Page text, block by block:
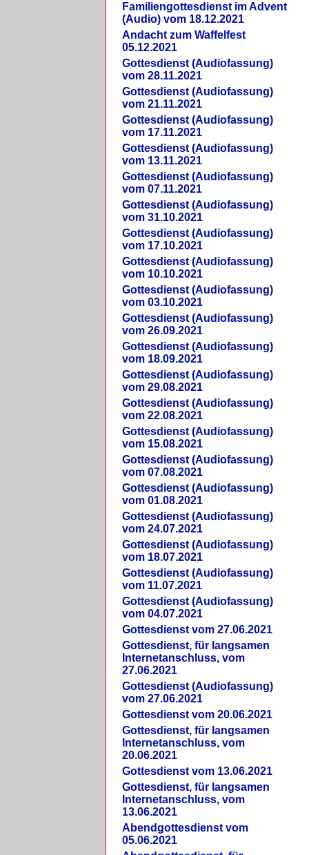
Familiengottesdienst im Advent
(Audio) vom 18.12.2021
Andacht zum Waffelfest
05.12.2021
Gottesdienst (Audiofassung)
vom 28.11.2021
Gottesdienst (Audiofassung)
vom 21.11.2021
Gottesdienst (Audiofassung)
vom 17.11.2021
Gottesdienst (Audiofassung)
vom 13.11.2021
Gottesdienst (Audiofassung)
vom 07.11.2021
Gottesdienst (Audiofassung)
vom 31.10.2021
Gottesdienst (Audiofassung)
vom 17.10.2021
Gottesdienst (Audiofassung)
vom 10.10.2021
Gottesdienst (Audiofassung)
vom 03.10.2021
Gottesdienst (Audiofassung)
vom 26.09.2021
Gottesdienst (Audiofassung)
vom 18.09.2021
Gottesdienst (Audiofassung)
vom 29.08.2021
Gottesdienst (Audiofassung)
vom 22.08.2021
Gottesdienst (Audiofassung)
vom 15.08.2021
Gottesdienst (Audiofassung)
vom 07.08.2021
Gottesdienst (Audiofassung)
vom 01.08.2021
Gottesdienst (Audiofassung)
vom 24.07.2021
Gottesdienst (Audiofassung)
vom 18.07.2021
Gottesdienst (Audiofassung)
vom 11.07.2021
Gottesdienst (Audiofassung)
vom 04.07.2021
Gottesdienst vom 27.06.2021
Gottesdienst, für langsamen
Internetanschluss, vom
27.06.2021
Gottesdienst (Audiofassung)
vom 27.06.2021
Gottesdienst vom 20.06.2021
Gottesdienst, für langsamen
Internetanschluss, vom
20.06.2021
Gottesdienst vom 13.06.2021
Gottesdienst, für langsamen
Internetanschluss, vom
13.06.2021
Abendgottesdienst vom
05.06.2021